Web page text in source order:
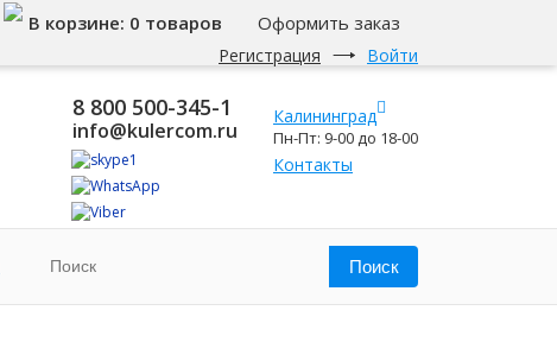
Регистрация Войти
В корзине: 0 товаров Оформить заказ
8 800 500-345-1
info@kulercom.ru
Калининград
Пн-Пт: 9-00 до 18-00
Контакты